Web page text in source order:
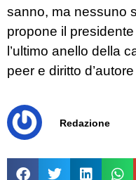
sanno, ma nessuno
propone il
l’ultimo anello della
peer e diritto
Redazione